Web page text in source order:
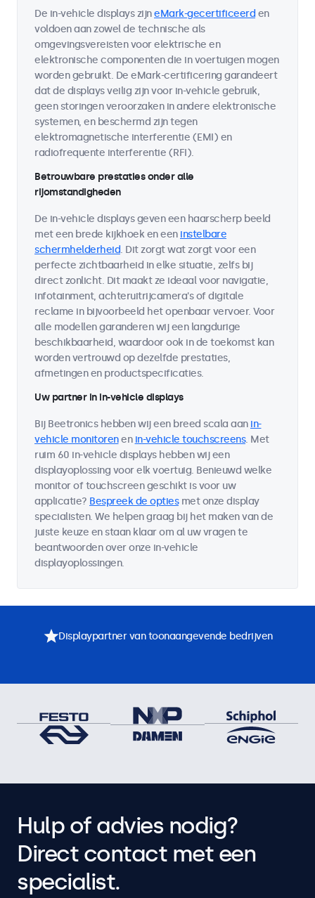
De in-vehicle displays zijneMark-gecertificeerd en
voldoen aan zowel de technische als
omgevingsvereisten voor elektrische en
elektronische componenten die in voertuigen mogen
worden gebruikt. De eMark-certificering garandeert
dat de displays veilig zijn voor in-vehicle gebruik,
geen storingen veroorzaken in andere elektronische
systemen, en beschermd zijn tegen
elektromagnetische interferentie (EMI) en
radiofrequente interferentie (RFI).
Betrouwbare prestaties onder alle
rijomstandigheden
De in-vehicle displays geven een haarscherp beeld
met een brede kijkhoek en een instelbare
schermhelderheid. Dit zorgt wat zorgt voor een
perfecte zichtbaarheid in elke situatie, zelfs bij
direct zonlicht. Dit maakt ze ideaal voor navigatie,
infotainment, achteruitrijcamera's of digitale
reclame in bijvoorbeeld het openbaar vervoer. Voor
alle modellen garanderen wij een langdurige
beschikbaarheid, waardoor ook in de toekomst kan
worden vertrouwd op dezelfde prestaties,
afmetingen en productspecificaties.
Uw partner in in-vehicle displays
Bij Beetronics hebben wij een breed scala aan in-
vehicle monitorenen in-vehicle touchscreens. Met
ruim 60 in-vehicle displays hebben wij een
displayoplossing voor elk voertuig. Benieuwd welke
monitor of touchscreen geschikt is voor uw
applicatie? Bespreek de optiesmet onze display
specialisten. We helpen graag bij het maken van de
juiste keuze en staan klaar om al uw vragen te
beantwoorden over onze in-vehicle
displayoplossingen.
Displaypartner van toonaangevende bedrijven
Hulp of advies nodig?
Direct contact met een
specialist.